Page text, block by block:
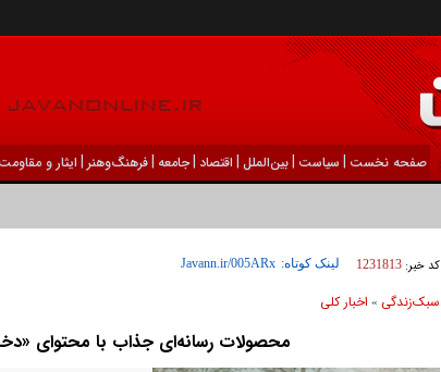
صفحه نخست | سیاست |بين‌الملل | اقتصاد |جامعه |فرهنگ‌و‌هنر | ایثار و مقاومت
کد خبر: 1231813 لینک کوتاه:
سبک‌زندگی » اخبار کلی
محصولات رسانه‌ای جذاب با محتوای